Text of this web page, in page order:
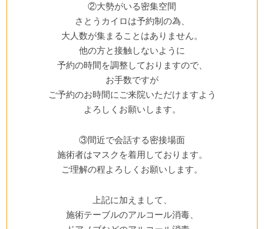
②大勢がいる密集空間
さとうカイロは予約制の為、
大人数が集まることはありません。
他の方と接触しないように
予約の時間を調整しておりますので、
お手数ですが
ご予約のお時間にご来院いただけますよう
よろしくお願いします。
③間近で会話する密接場面
施術者はマスクを着用しております。
ご理解の程よろしくお願いします。
上記に加えまして、
施術テーブルのアルコール消毒、